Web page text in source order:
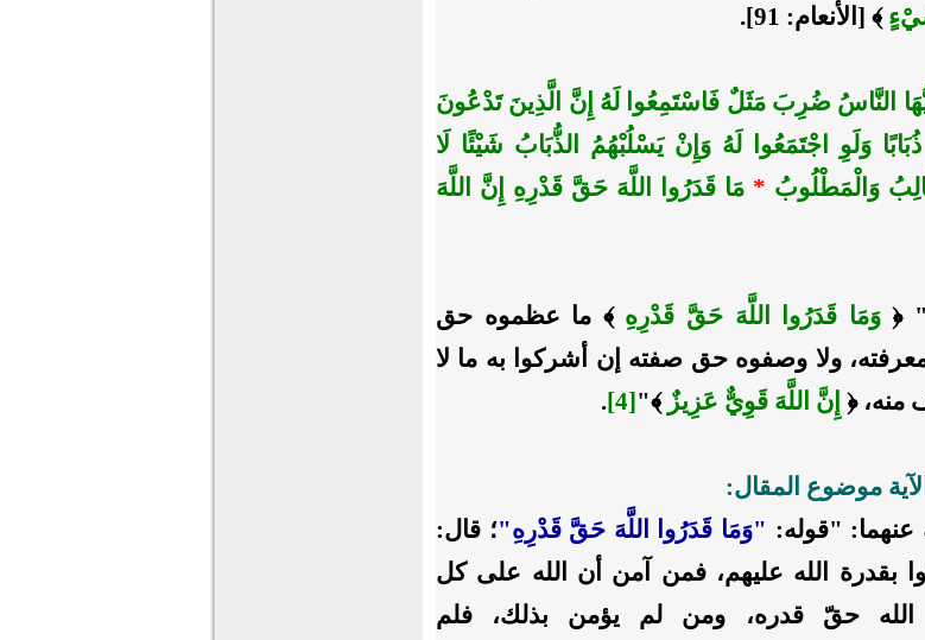
﴾ [الأنعام: 91].
النَّاسُ ضُرِبَ مَثَلٌ فَاسْتَمِعُوا لَهُ إِنَّ الَّذِينَ تَدْعُونَ
وَلَوِ اجْتَمَعُوا لَهُ وَإِنْ يَسْلُبْهُمُ الذُّبَابُ شَيْئًا لَا
وَالْمَطْلُوبُ * مَا قَدَرُوا اللَّهَ حَقَّ قَدْرِهِ إِنَّ اللَّهَ
" ﴿وَمَا قَدَرُوا اللَّهَ حَقَّ قَدْرِهِ ﴾ ما عظموه حق
ولا وصفوه حق صفته إن أشركوا به ما لا
منه، ﴿ إِنَّ اللَّهَ قَوِيٌّ عَزِيزٌ ﴾"[4]
.
موضوع المقال:
"قوله: "وَمَا قَدَرُوا اللَّهَ حَقَّ قَدْرِهِ"؛ قال:
بقدرة الله عليهم، فمن آمن أن الله على كل
حقّ قدره، ومن لم يؤمن بذلك، فلم